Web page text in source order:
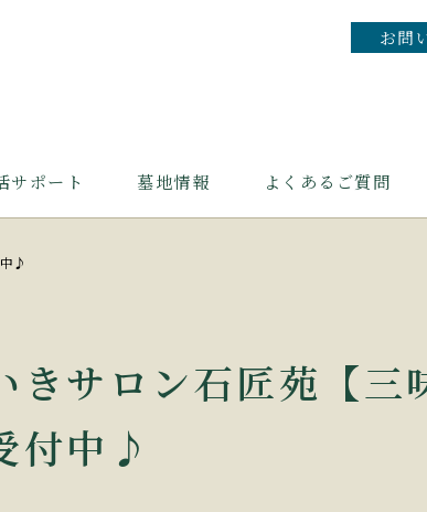
お問
サポート 墓地情報 よくあるご質問
♪
きサロン石匠苑【三
付中♪